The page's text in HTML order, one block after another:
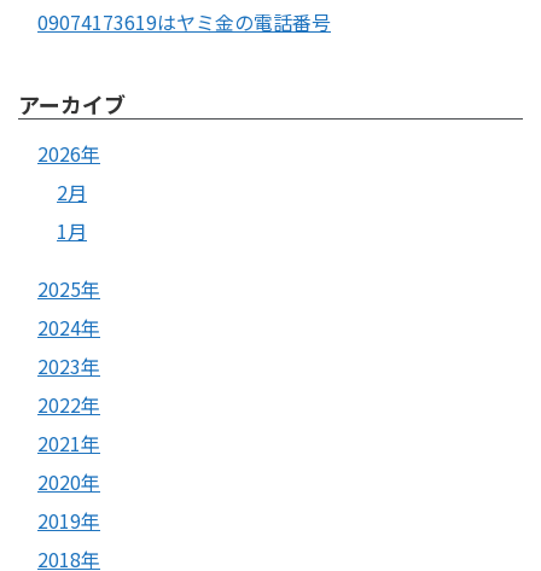
09074173619はヤミ金の電話番号
アーカイブ
2026年
2月
1月
2025年
2024年
2023年
2022年
2021年
2020年
2019年
2018年